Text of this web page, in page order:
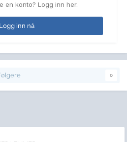
en konto? Logg inn her.
Logg inn nå
0